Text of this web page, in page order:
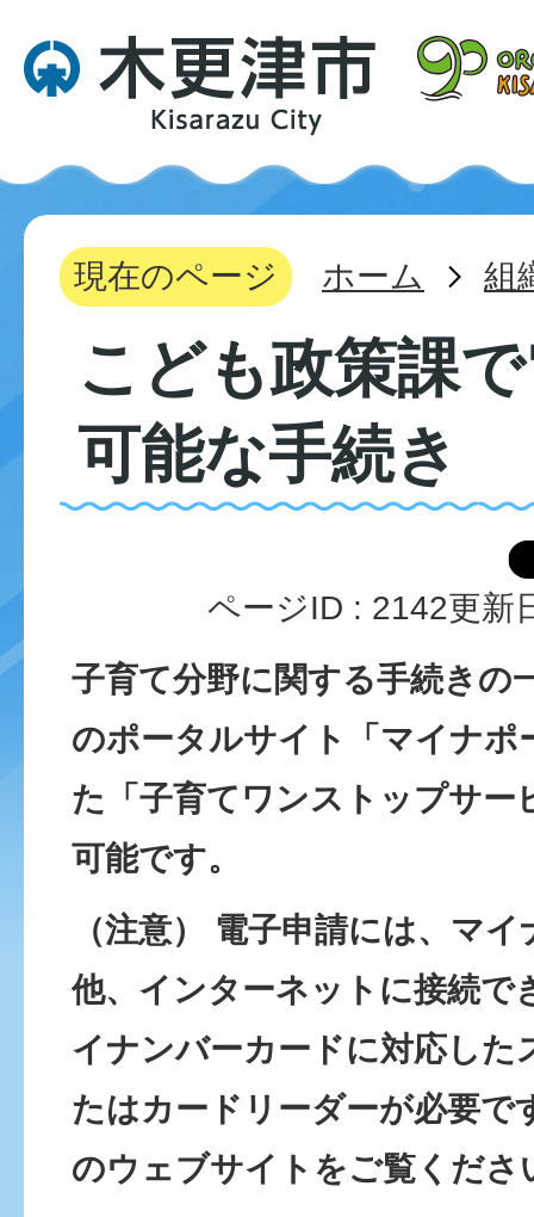
現在のページ ホーム 組
こども政策課
可能な手続き
ページID : 2142更新
子育て分野に関する手続きの
のポータルサイト「マイナポ
た「子育てワンストップサー
可能です。
（注意） 電子申請には、マ
他、インターネットに接続で
イナンバーカードに対応した
たはカードリーダーが必要で
のウェブサイトをご覧くださ